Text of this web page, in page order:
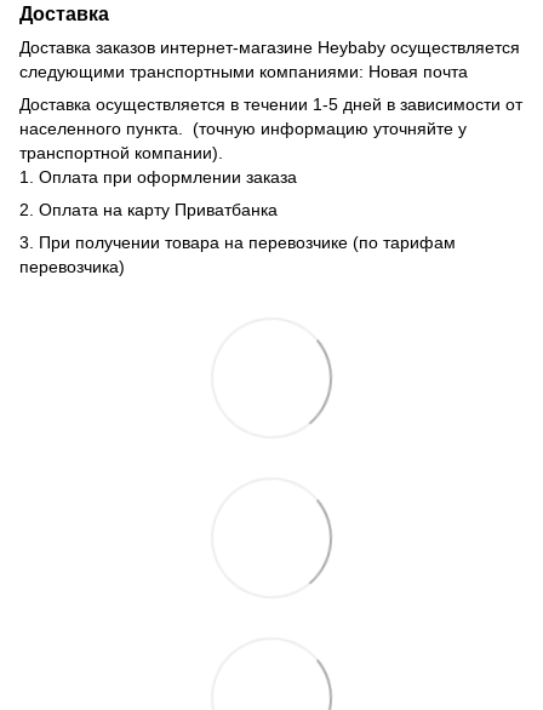
Доставка
Доставка заказов интернет-магазине Heybaby осуществляется
следующими транспортными компаниями: Новая почта
Доставка осуществляется в течении 1-5 дней в зависимости от
населенного пункта. (точную информацию уточняйте у
транспортной компании).
1. Оплата при оформлении заказа
2. Оплата на карту Приватбанка
3. При получении товара на перевозчике (по тарифам
перевозчика)